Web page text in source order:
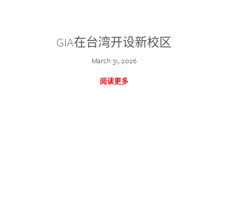
GIA在台湾开设新校区
March 31, 2026
阅读更多